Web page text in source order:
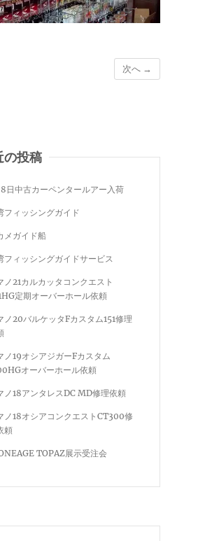
次へ →
の投稿
日中古カーペンタールアー入荷
フィッシングガイド
メガイド船
フィッシングガイドサービス
ノ21カルカッタコンクエスト
定期オーバーホール依頼
ノ20バルケッタFカスタム151修理
ノ19オシアジガーFカスタム
オーバーホール依頼
ノ18アンタレスDC MD修理依頼
ノ18オシアコンクエストCT300修
頼
TOPAZ展示受注会